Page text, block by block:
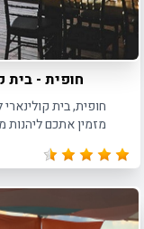
חופית - בית
חופית, בית
מזמין אתכם